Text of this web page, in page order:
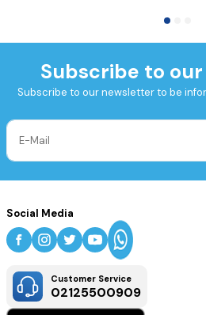
Subscribe to
Subscribe to our newsletter to be
Social Media
Customer Service
02125500909